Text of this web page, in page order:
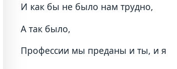
И как бы не было нам трудно,
А так было,
Профессии мы преданы и ты, и я